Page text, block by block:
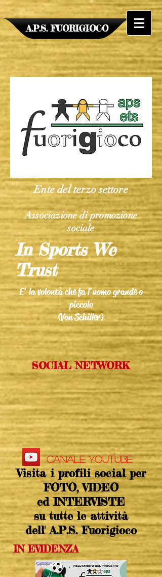
A.P.S. FUORIGIOCO
Ente del terzo settore
Associazione di ​promozione
sociale
In Sports We
Trust
E' la volontà che fa l'uomo grande o
piccolo
(Von Schiller)
SOCIAL NETWORK
Canale YOUTUBE
Visita i profili social per
FOTO, VIDEO
ed INTERVISTE
su tutte le attività
dell' A.P.S. Fuorigioco
IN EVIDENZA